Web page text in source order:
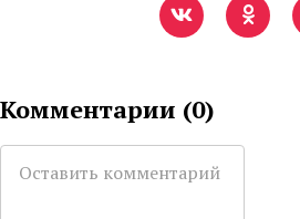
Комментарии (0)